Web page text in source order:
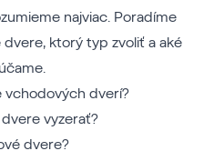
najviac. Poradíme
ktorý typ zvoliť a aké
vchodových dverí?
vyzerať?
dvere?